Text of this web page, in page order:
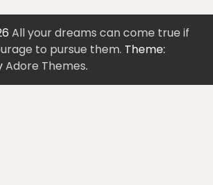
All your dreams can come true if
to pursue them. Theme:
Adore Themes.